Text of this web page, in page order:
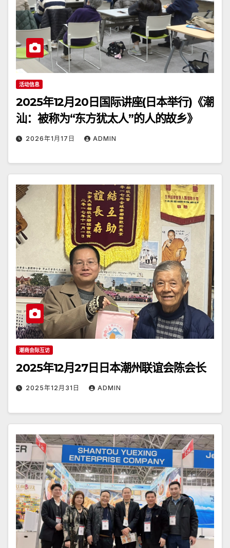
活动信息
2025年12月20日国际讲座(日本举行)《潮
汕：被称为“东方犹太人”的人的故乡》
2026年1月17日 ADMIN
潮商会际互访
2025年12月27日日本潮州联谊会陈会长
2025年12月31日 ADMIN